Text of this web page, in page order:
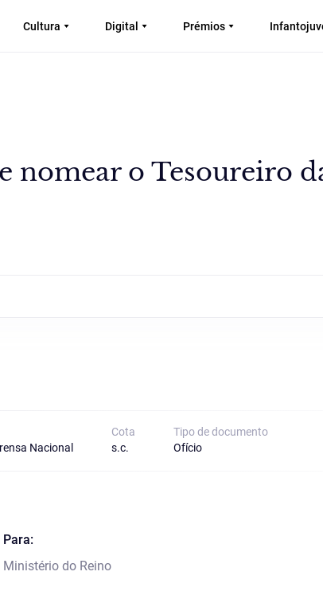
Cultura Digital Prémios
nomear o Tesoureiro
Nacional
Cota
s.c.
Tipo de documento
Ofício
Para:
Ministério do Reino